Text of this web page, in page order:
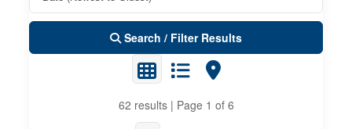
Search / Filter Results
62 results | Page 1 of 6